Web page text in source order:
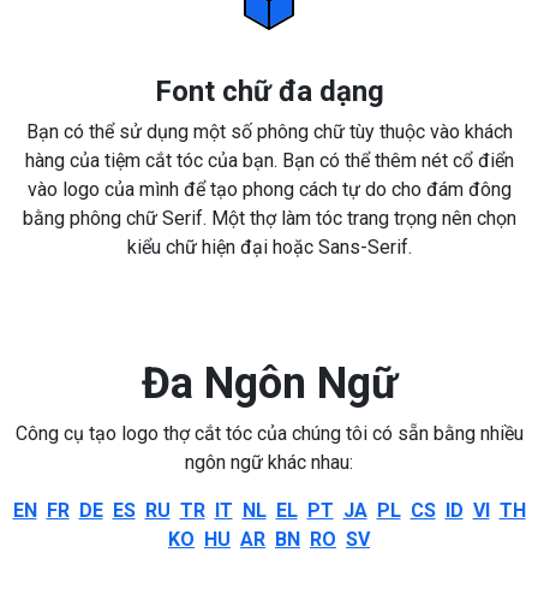
Font chữ đa dạng
Bạn có thể sử dụng một số phông chữ tùy thuộc vào khách
hàng của tiệm cắt tóc của bạn. Bạn có thể thêm nét cổ điển
vào logo của mình để tạo phong cách tự do cho đám đông
bằng phông chữ Serif. Một thợ làm tóc trang trọng nên chọn
kiểu chữ hiện đại hoặc Sans-Serif.
Đa Ngôn Ngữ
Công cụ tạo logo thợ cắt tóc của chúng tôi có sẵn bằng nhiều
ngôn ngữ khác nhau:
EN FR DE ES RU TR IT NL EL PT JA PL CS ID VI TH
KO HU AR BN RO SV